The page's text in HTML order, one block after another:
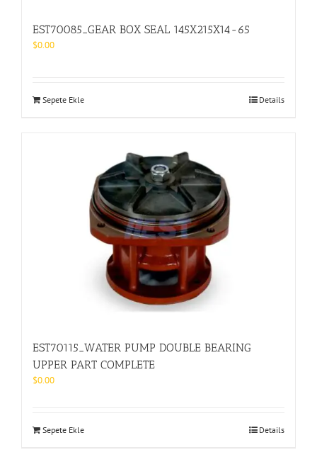
EST70085_GEAR BOX SEAL 145X215X14-65
$0.00
Sepete Ekle Details
EST70115_WATER PUMP DOUBLE BEARING
UPPER PART COMPLETE
$0.00
Sepete Ekle Details